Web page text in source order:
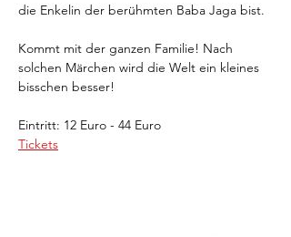
die Enkelin der berühmten Baba Jaga bist.
Kommt mit der ganzen Familie! Nach
solchen Märchen wird die Welt ein kleines
bisschen besser!
Eintritt: 12 Euro - 44 Euro
Tickets